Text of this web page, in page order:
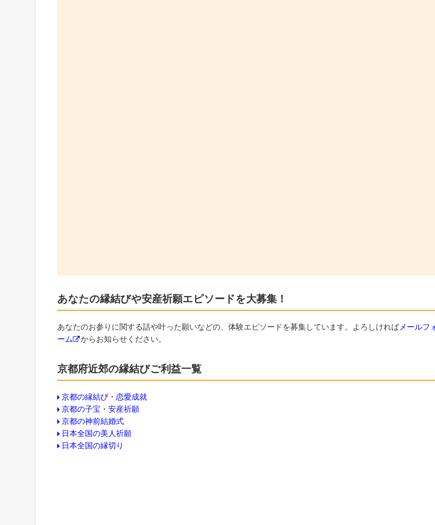
あなたの縁結びや安産祈願エピソードを大募集！
あなたのお参りに関する話や叶った願いなどの、体験エピソードを募集しています。よろしければ メールフ
ーム
からお知らせください。
京都府近郊の縁結びご利益一覧
京都の縁結び・恋愛成就
京都の子宝・安産祈願
京都の神前結婚式
日本全国の美人祈願
日本全国の縁切り